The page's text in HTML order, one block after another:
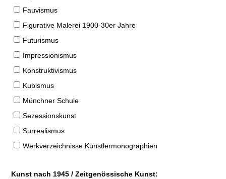
Fauvismus
Figurative Malerei 1900-30er Jahre
Futurismus
Impressionismus
Konstruktivismus
Kubismus
Münchner Schule
Sezessionskunst
Surrealismus
Werkverzeichnisse Künstlermonographien
Kunst nach 1945 / Zeitgenössische Kunst: